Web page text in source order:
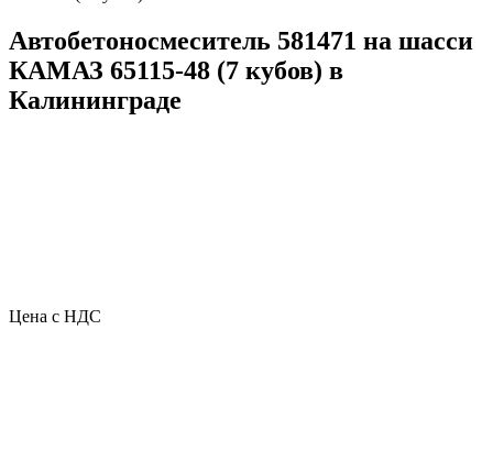
Автобетоносмеситель 581471 на шасси
КАМАЗ 65115-48 (7 кубов) в
Калининграде
Цена с НДС